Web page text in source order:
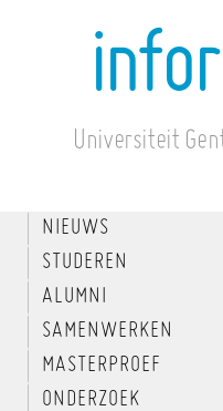
Universiteit
NIEUWS
STUDEREN
ALUMNI
SAMENWERKEN
MASTERPROEF
ONDERZOEK